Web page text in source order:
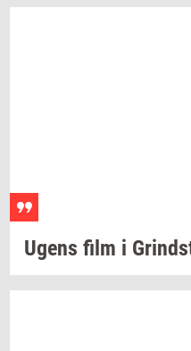
Ugens film i